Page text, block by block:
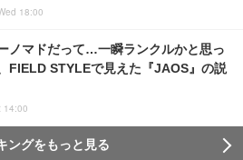
18:00
ノマドだって…一瞬ランクルかと思っ
FIELD STYLEで見えた『JAOS』の説
14:00
ングをもっと見る